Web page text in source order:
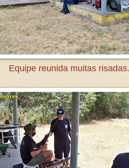
Equipe reunida muitas risadas.